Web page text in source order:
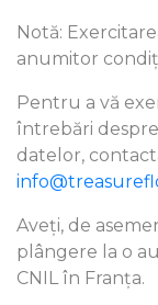
Notă:
anumitor
Pentru a vă
întrebări
datelor,
Aveți, de
plângere la o
CNIL în Franța.